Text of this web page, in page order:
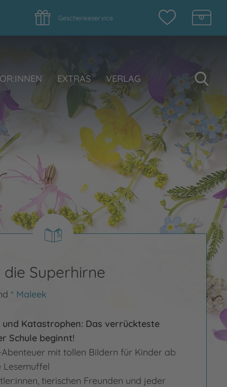
Geschenkeservice
EXTRAS VERLAG
Superhirne
* Maleek
und Katastrophen: Das verrückteste
Schule beginnt!
Abenteuer mit tollen Bildern für Kinder ab
Lesemuffel
tierischen Freunden und jeder